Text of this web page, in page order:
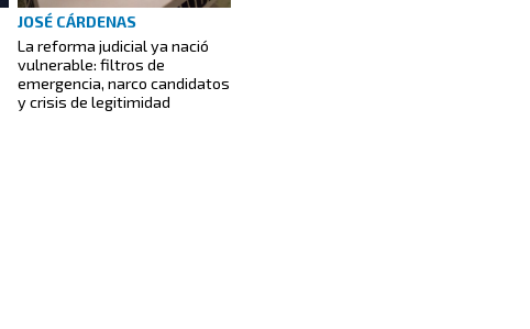
JOSÉ CÁRDENAS
La reforma judicial ya nació
vulnerable: filtros de
emergencia, narco candidatos
y crisis de legitimidad